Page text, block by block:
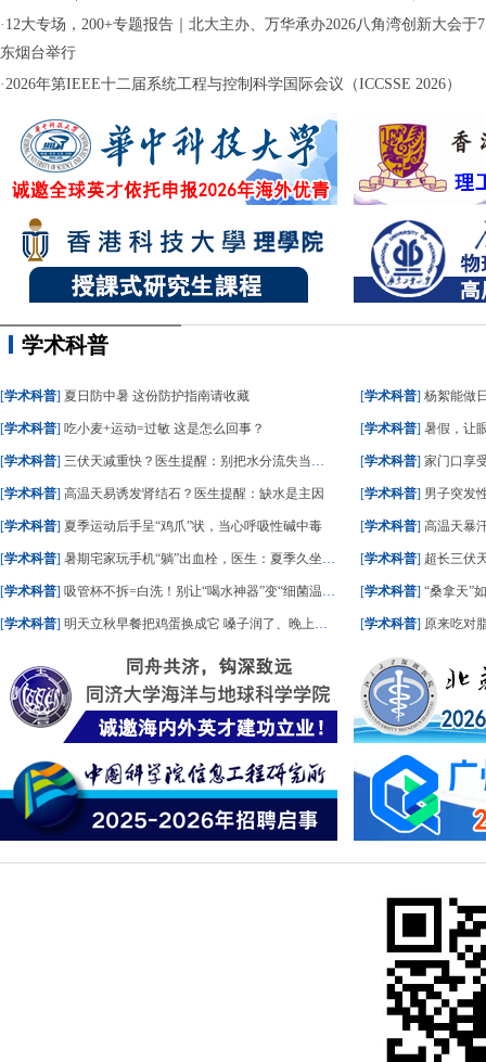
· 12大专场，200+专题报告｜北大主办、万华承办2026八角湾创新大会于
东烟台举行
·2026年第IEEE十二届系统工程与控制科学国际会议（ICCSSE 2026）
学术科普
[学术科普] 夏日防中暑 这份防护指南请收藏
[学术科普] 吃小麦+运动=过敏 这是怎么回事？
[学术科普] 三伏天减重快？医生提醒：别把水分流失当成减脂
[学术科普] 高温天易诱发肾结石？医生提醒：缺水是主因
[学术科普] 夏季运动后手呈“鸡爪”状，当心呼吸性碱中毒
[学术科普] 暑期宅家玩手机“躺”出血栓，医生：夏季久坐风险高
[学术科普] 吸管杯不拆=白洗！别让“喝水神器”变“细菌温床”
[学术科普] 明天立秋早餐把鸡蛋换成它 嗓子润了、晚上睡踏实了
[学术科普] 杨絮能做
[学术科普] 暑假，让
[学术科普] 家门口享受
[学术科普] 男子突发
[学术科普] 高温天暴
[学术科普] 超长三伏天
[学术科普] “桑拿天”
[学术科普] 原来吃对脂肪，